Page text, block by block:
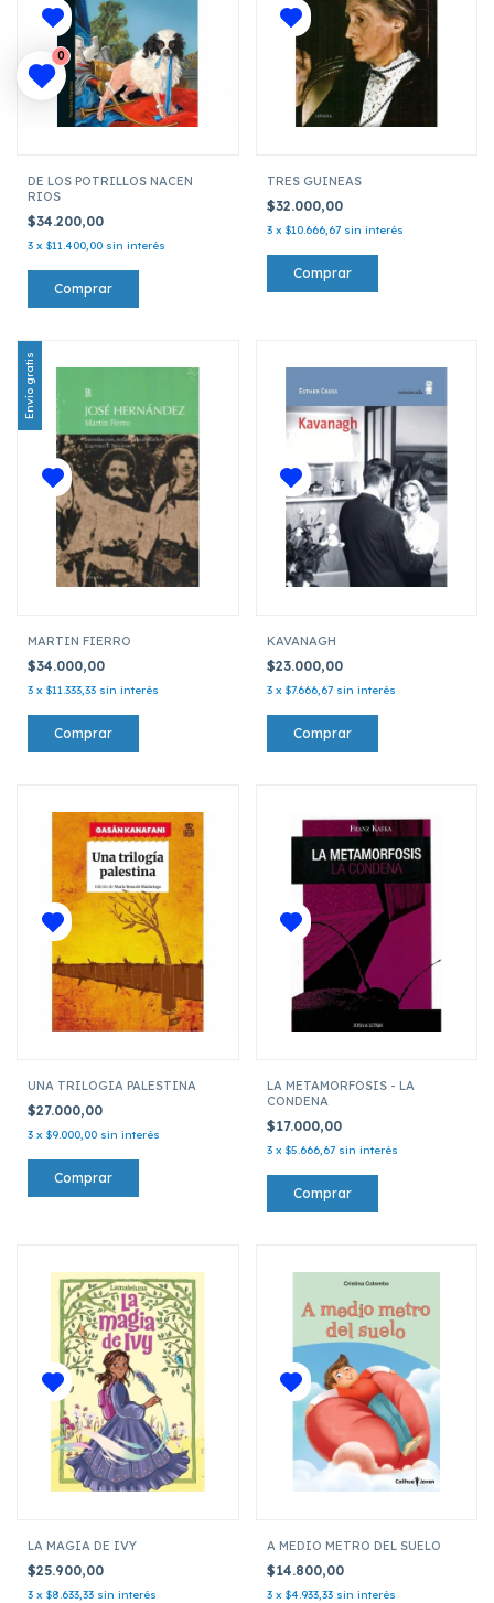
DE LOS POTRILLOS NACEN
RIOS
$34.200,00
3 x $11.400,00 sin interés
TRES GUINEAS
$32.000,00
3 x $10.666,67 sin interés
Envío gratis
MARTIN FIERRO
$34.000,00
3 x $11.333,33 sin interés
KAVANAGH
$23.000,00
3 x $7.666,67 sin interés
UNA TRILOGIA PALESTINA
$27.000,00
3 x $9.000,00 sin interés
LA METAMORFOSIS - LA
CONDENA
$17.000,00
3 x $5.666,67 sin interés
LA MAGIA DE IVY
$25.900,00
3 x $8.633,33 sin interés
A MEDIO METRO DEL SUELO
$14.800,00
3 x $4.933,33 sin interés
0